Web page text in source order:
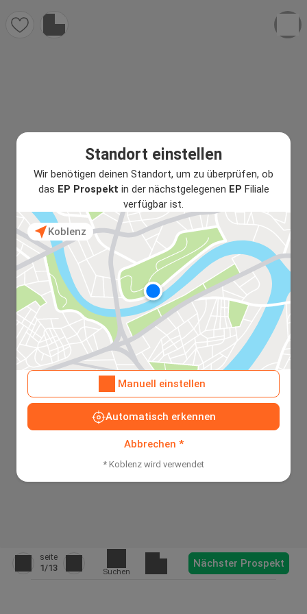
Standort einstellen
Wir benötigen deinen Standort, um zu überprüfen, ob
das EP Prospekt in der nächstgelegenen EP Filiale
verfügbar ist.
Koblenz
Manuell einstellen
Automatisch erkennen
Abbrechen *
* Koblenz wird verwendet
seite
1/13 Suchen
Nächster Prospekt